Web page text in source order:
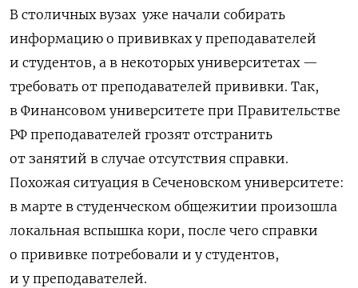
В столичных вузах уже начали собирать
информацию о прививках у преподавателей
и студентов, а в некоторых университетах —
требовать от преподавателей прививки. Так,
в Финансовом университете при Правительстве
РФ преподавателей грозят отстранить
от занятий в случае отсутствия справки.
Похожая ситуация в Сеченовском университете:
в марте в студенческом общежитии произошла
локальная вспышка кори, после чего справки
о прививке потребовали и у студентов,
и у преподавателей.